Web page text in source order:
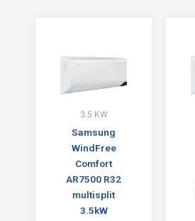
3.5 KW
Samsung
WindFree
Comfort
AR7500 R32
multisplit
3.5kW